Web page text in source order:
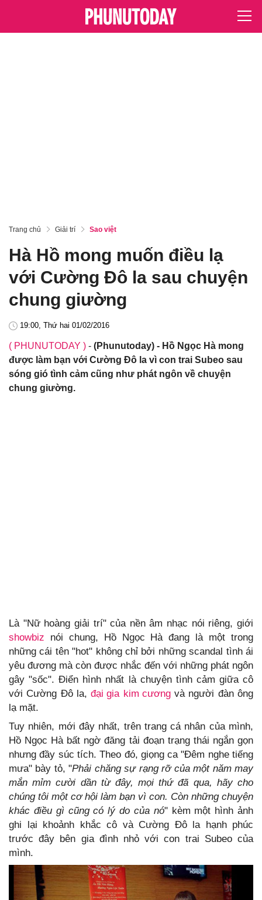
Trang chủ Giải trí Sao việt
Hà Hồ mong muốn điều lạ
với Cường Đô la sau chuyện
chung giường
19:00, Thứ hai 01/02/2016
( PHUNUTODAY ) - (Phunutoday) - Hồ Ngọc Hà mong
được làm bạn với Cường Đô la vì con trai Subeo sau
sóng gió tình cảm cũng như phát ngôn về chuyện
chung giường.
Là "Nữ hoàng giải trí" của nền âm nhạc nói riêng, giới
showbiz nói chung, Hồ Ngọc Hà đang là một trong
những cái tên "hot" không chỉ bởi những scandal tình ái
yêu đương mà còn được nhắc đến với những phát ngôn
gây "sốc". Điển hình nhất là chuyện tình cảm giữa cô
với Cường Đô la,đại gia kim cươngvà người đàn ông
lạ mặt.
Tuy nhiên, mới đây nhất, trên trang cá nhân của mình,
Hồ Ngọc Hà bất ngờ đăng tải đoạn trạng thái ngắn gọn
nhưng đầy súc tích. Theo đó, giọng ca "Đêm nghe tiếng
mưa" bày tỏ, "Phải chăng sự rạng rỡ của một năm may
mắn mỉm cười dần từ đây, mọi thứ đã qua, hãy cho
chúng tôi một cơ hội làm bạn vì con. Còn những chuyện
khác điều gì cũng có lý do của nó" kèm một hình ảnh
ghi lại khoảnh khắc cô và Cường Đô la hạnh phúc
trước đây bên gia đình nhỏ với con trai Subeo của
mình.